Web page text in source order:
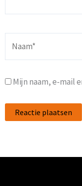
Mijn naam, e-mail